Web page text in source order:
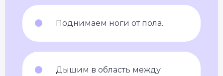
Поднимаем ноги от пола.
Дышим в область между